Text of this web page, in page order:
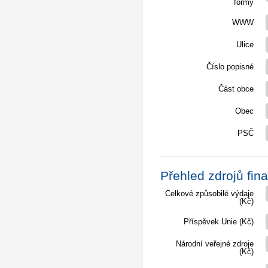
formy
WWW
Ulice
Číslo popisné
Část obce
Obec
PSČ
Přehled zdrojů
Celkové způsobilé výdaje
(Kč)
Příspěvek Unie (Kč)
Národní veřejné zdroje
(Kč)